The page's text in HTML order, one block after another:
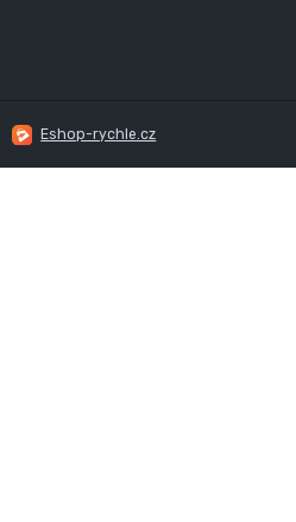
Eshop-rychle.cz